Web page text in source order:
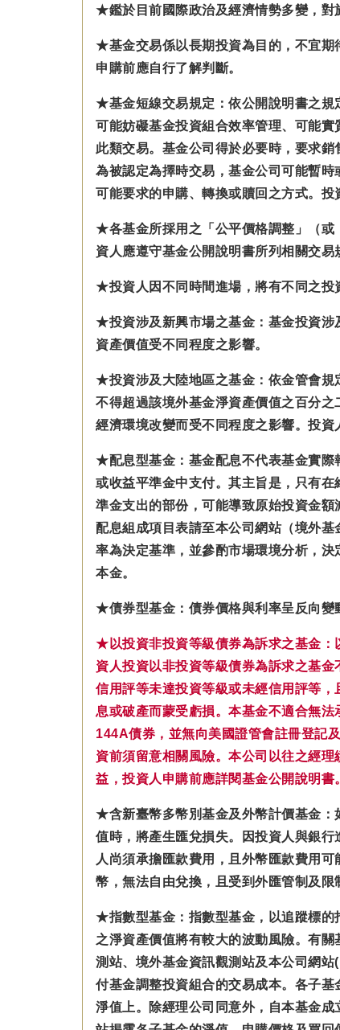
★鑑於目前國際政治及經濟情勢多變，對
★基金交易係以長期投資為目的，不宜期
申購前應自行了解判斷。
★基金短線交易規定：依公開說明書之規
可能妨礙基金投資組合效率管理、可能
此類交易。基金公司得於必要時，要求
為被認定為擇時交易，基金公司可能暫
可能要求的申購、轉換或贖回之方式。
★各基金所採用之「公平價格調整」（或
資人應遵守基金公開說明書所列相關交易
★投資人因不同時間進場，將有不同之投
★投資涉及新興市場之基金：基金投資涉
資產價值受不同程度之影響。
★投資涉及大陸地區之基金： 依金管會規
不得超過該境外基金淨資產價值之百分之
經濟環境改變而受不同程度之影響。 投資
★配息型基金：基金配息不代表基金實際
或收益平準金中支付。 其主旨是，只有在
準金支出的部份，可能導致原始投資金
配息組成項目表請至本公司網站（境外
率為決定基準，並參酌市場環境分析，
本金。
★債券型基金：債券價格與利率呈反向變
★以投資非投資等級債券為訴求之基金：
資人投資以非投資等級債券為訴求之基
信用評等未達投資等級或未經信用評等
息或破產而蒙受虧損。本基金不適合無
144A債券，並無向美國證管會註冊登記
資前須留意相關風險。本公司以往之經
益，投資人申購前應詳閱基金公開說明書。
★含新臺幣多幣別基金及外幣計價基金：
值時，將產生匯兌損失。因投資人與銀
人尚須承擔匯款費用，且外幣匯款費用
幣，無法自由兌換，且受到外匯管制及
★指數型基金：指數型基金，以追蹤標的
之淨資產價值將有較大的波動風險。有
測站、境外基金資訊觀測站及本公司網
付基金調整投資組合的交易成本。各子
淨值上。除經理公司同意外，自本基金